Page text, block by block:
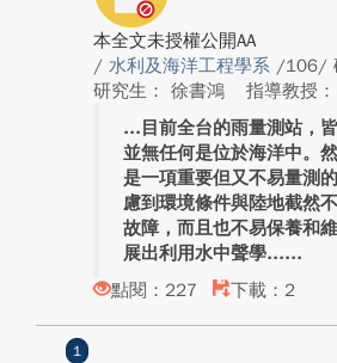
本全文未授權公開AA
/ 水利及海洋工程學系 /106/
研究生： 徐書鴻
指導教授：
目前全台的雨量測站，
並無任何是位於海洋中。
是一項重要但又不易量測
慮到環境條件與陸地截然
故障，而且也不易保養和
展出利用水中聲學...
點閱：227
下載：2
1